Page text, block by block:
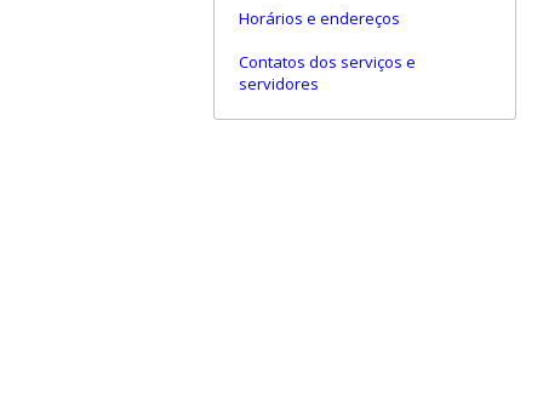
Horários e endereços
Contatos dos serviços e
servidores